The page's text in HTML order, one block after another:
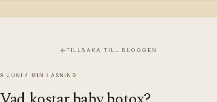
←TILLBAKA TILL BLOGGEN
9 JUNI 4 MIN LÄSNING